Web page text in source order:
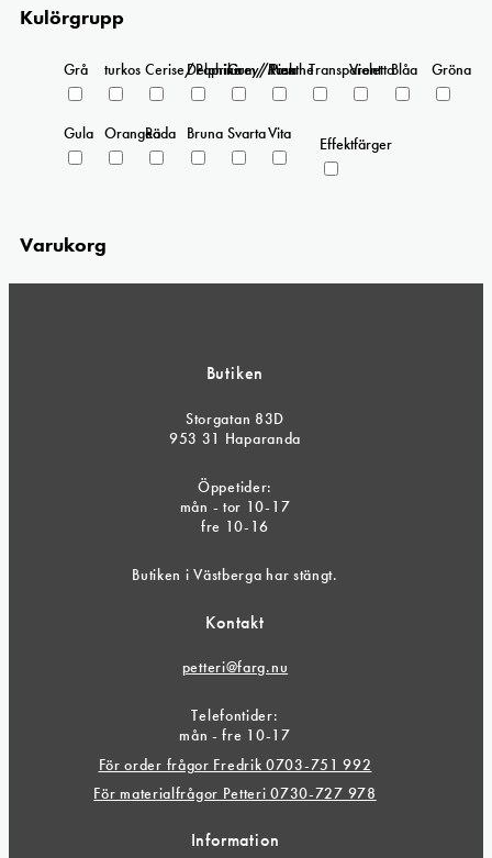
Kulörgrupp
Grå turkos Cerise/Paprika
Delphinium/Menthe
Grey/Pink
Rosa Transparent
ViolettaBlåa Gröna
Gula OrangeaRöda Bruna SvartaVita
Effektfärger
Varukorg
Butiken
Storgatan 83D
953 31 Haparanda
Öppetider:
mån - tor 10-17
fre 10-16
Butiken i Västberga har stängt.
Kontakt
petteri@farg.nu
Telefontider:
mån - fre 10-17
För order frågor Fredrik 0703-751 992
För materialfrågor Petteri 0730-727 978
Information